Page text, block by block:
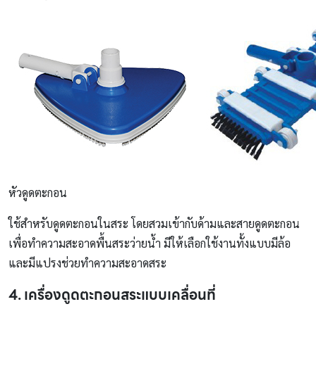
หัวดูดตะกอน
ใช้สำหรับดูดตะกอนในสระ โดยสวมเข้ากับด้ามและสายดูดตะกอน
เพื่อทำความสะอาดพื้นสระว่ายน้ำ มีให้เลือกใช้งานทั้งแบบมีล้อ
และมีแปรงช่วยทำความสะอาดสระ
4. เครื่องดูดตะกอนสระแบบเคลื่อนที่